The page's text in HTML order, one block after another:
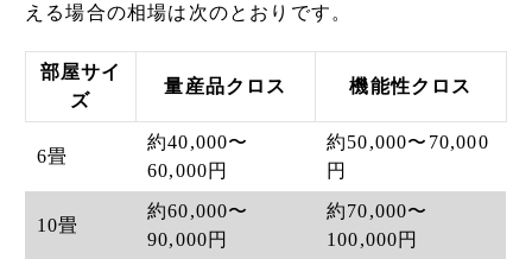
える場合の相場は次のとおりです。
部屋サイ
ズ
量産品クロス 機能性クロス
6畳
約40,000〜
60,000円
約50,000〜70,000
円
10畳
約60,000〜
90,000円
約70,000〜
100,000円